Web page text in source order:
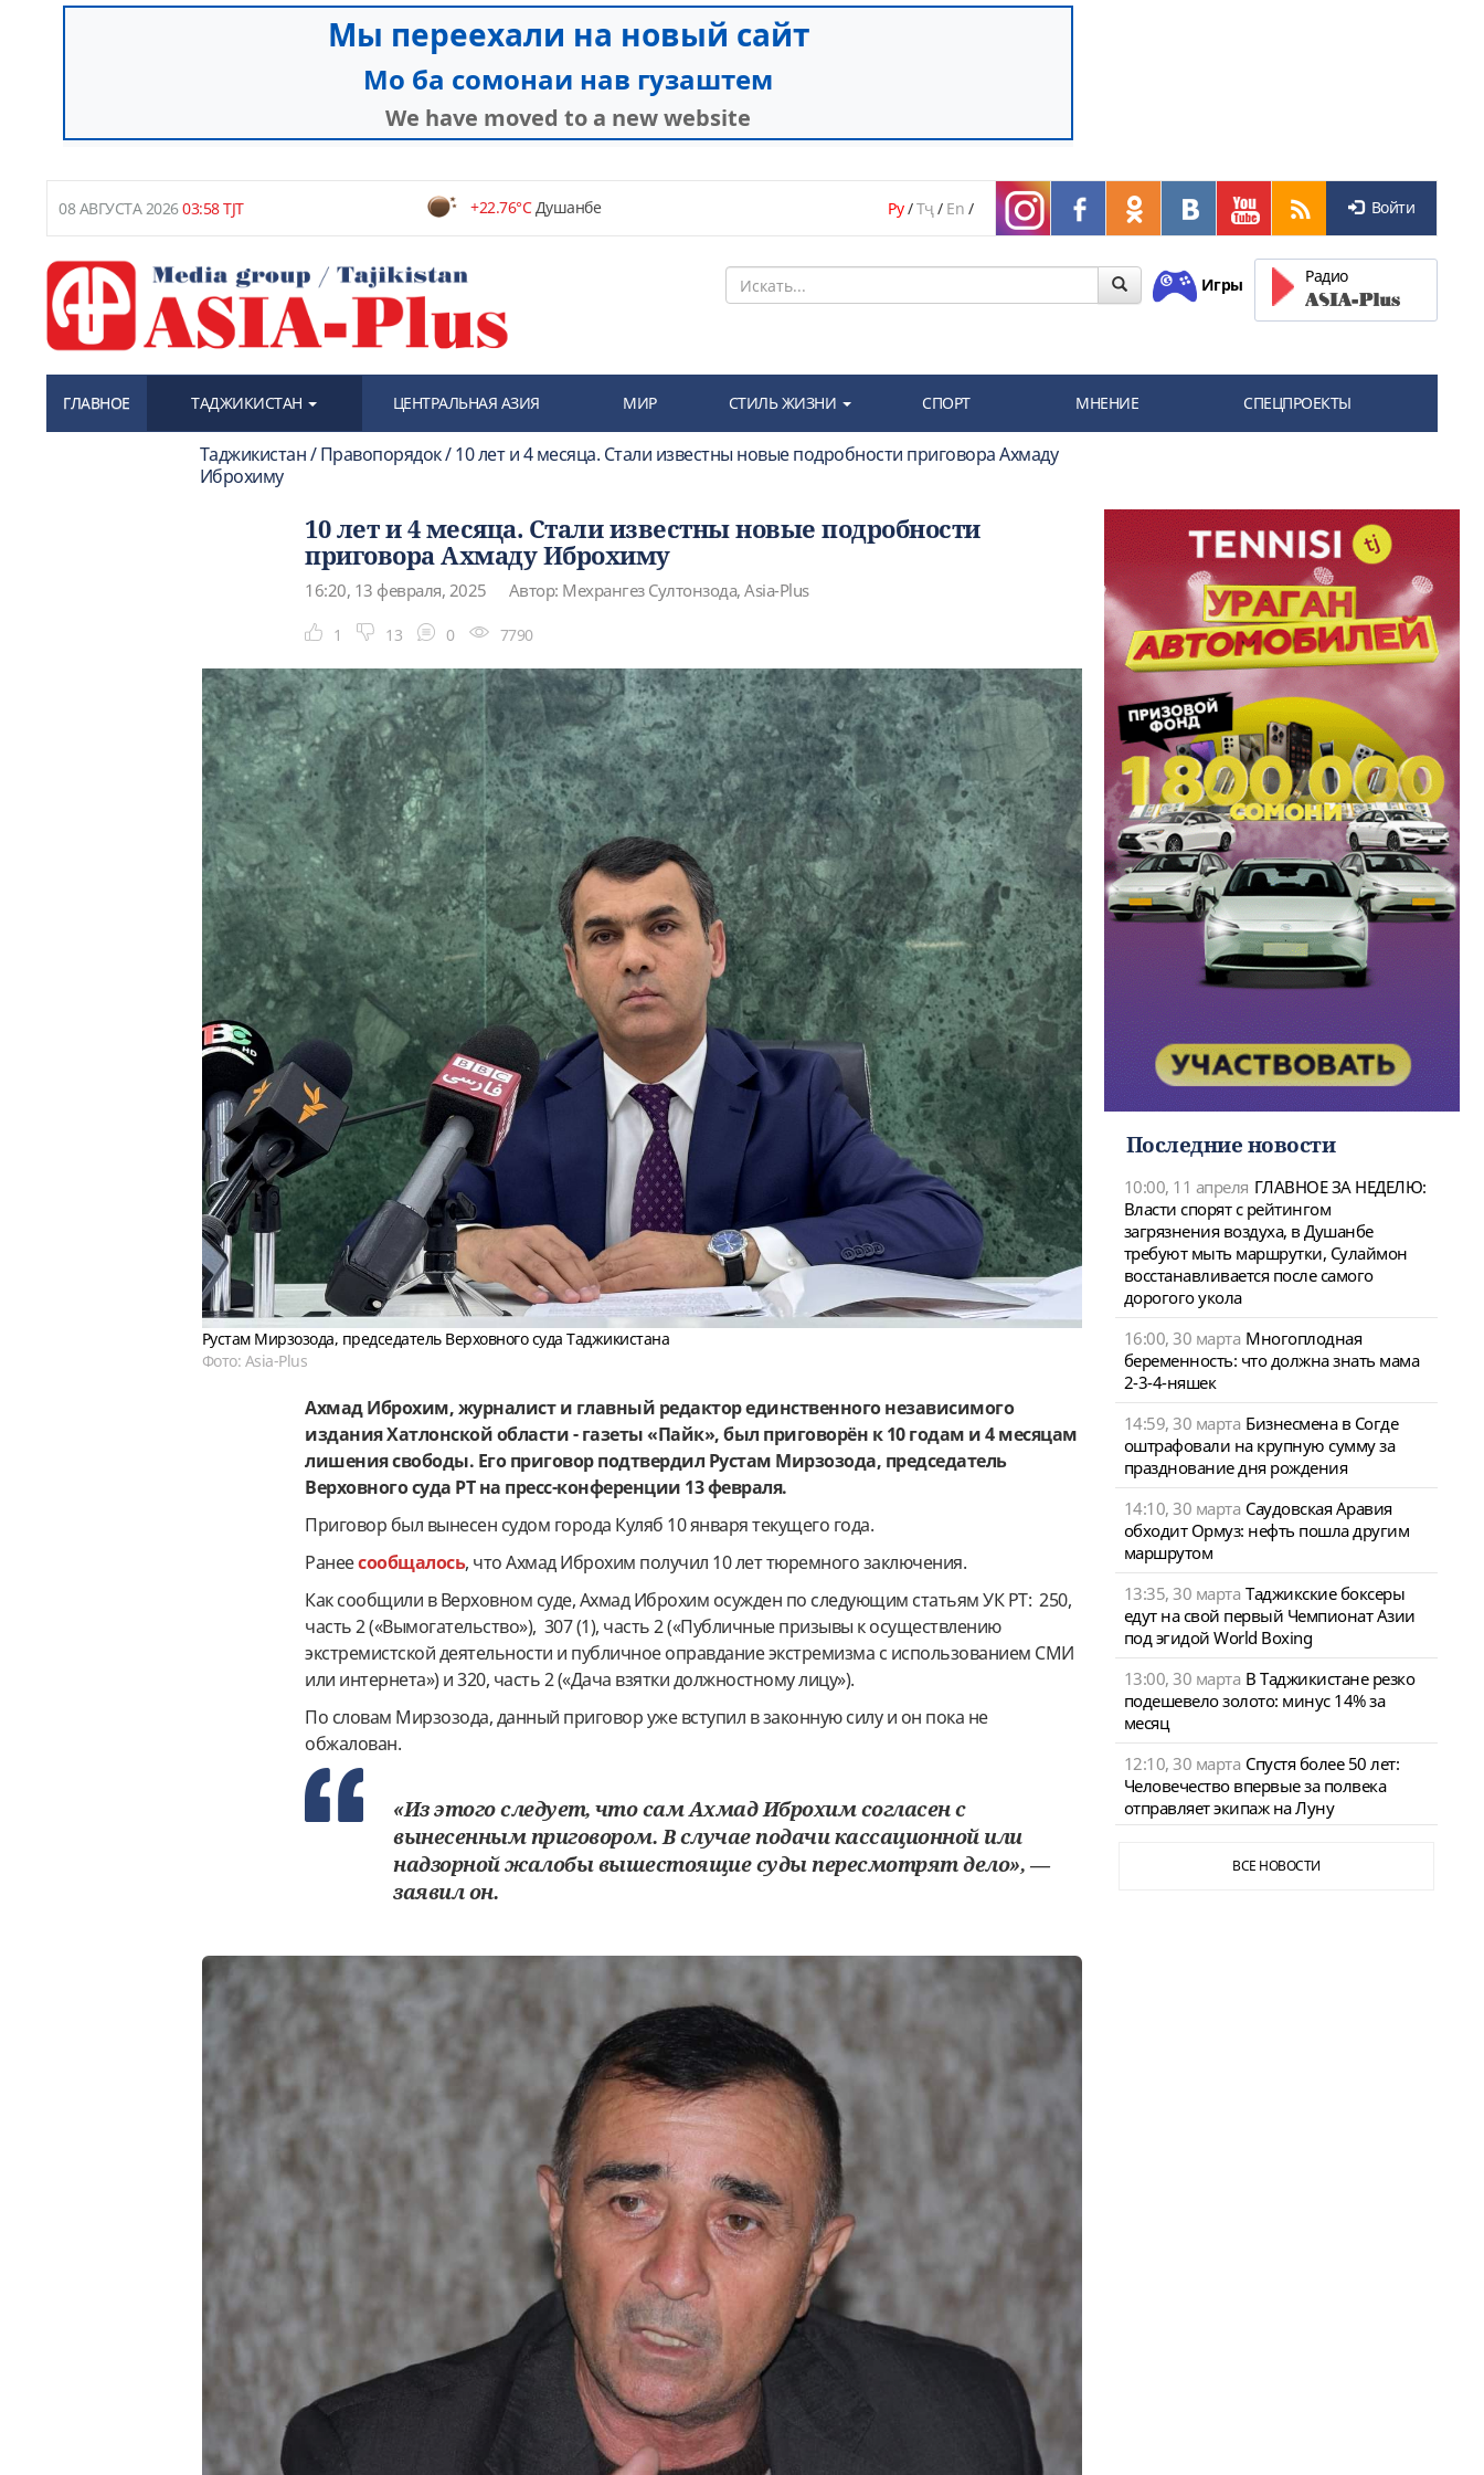
08 АВГУСТА 202603:58 TJT +22.76°CДушанбе Ру/Тҷ/ En / Войти
Игры Радио
ГЛАВНОЕ ТАДЖИКИСТАН ЦЕНТРАЛЬНАЯ АЗИЯ МИР СТИЛЬ ЖИЗНИ СПОРТ МНЕНИЕ СПЕЦПРОЕКТЫ
Таджикистан / Правопорядок / 10 лет и 4 месяца. Стали известны новые подробности приговора Ахмаду
Иброхиму
10 лет и 4 месяца. Стали известны новые подробности
приговора Ахмаду Иброхиму
16:20, 13 февраля, 2025 Автор: Мехрангез Султонзода, Asia-Plus
1 13 0 7790
Рустам Мирзозода, председатель Верховного суда Таджикистана
Фото: Asia-Plus
Ахмад Иброхим, журналист и главный редактор единственного независимого
издания Хатлонской области - газеты «Пайк», был приговорён к 10 годам и 4 месяцам
лишения свободы. Его приговор подтвердил Рустам Мирзозода, председатель
Верховного суда РТ на пресс-конференции 13 февраля.
Приговор был вынесен судом города Куляб 10 января текущего года.
Ранеесообщалось, что Ахмад Иброхим получил 10 лет тюремного заключения.
Как сообщили в Верховном суде, Ахмад Иброхим осужден по следующим статьям УК РТ: 250,
часть 2 («Вымогательство»), 307 (1), часть 2 («Публичные призывы к осуществлению
экстремистской деятельности и публичное оправдание экстремизма с использованием СМИ
или интернета») и320, часть 2 («Дача взятки должностному лицу»).
По словам Мирзозода, данный приговор уже вступил в законную силу и он пока не
обжалован.
«Из этого следует, что сам Ахмад Иброхим согласен с
вынесенным приговором. В случае подачи кассационной или
надзорной жалобы вышестоящие суды пересмотрят дело», —
заявил он.
Последние новости
10:00, 11 апреля ГЛАВНОЕ ЗА НЕДЕЛЮ:
Власти спорят с рейтингом
загрязнения воздуха, в Душанбе
требуют мыть маршрутки, Сулаймон
восстанавливается после самого
дорогого укола
16:00, 30 марта Многоплодная
беременность: что должна знать мама
2-3-4-няшек
14:59, 30 марта Бизнесмена в Согде
оштрафовали на крупную сумму за
празднование дня рождения
14:10, 30 марта Саудовская Аравия
обходит Ормуз: нефть пошла другим
маршрутом
13:35, 30 марта Таджикские боксеры
едут на свой первый Чемпионат Азии
под эгидой World Boxing
13:00, 30 марта В Таджикистане резко
подешевело золото: минус 14% за
месяц
12:10, 30 марта Спустя более 50 лет:
Человечество впервые за полвека
отправляет экипаж на Луну
ВСЕ НОВОСТИ